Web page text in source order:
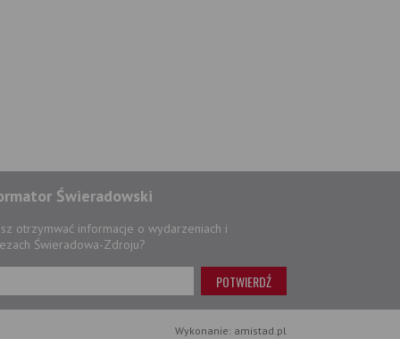
Świeradowski
otrzymwać informacje o wydarzeniach i
Świeradowa-Zdroju?
Wykonanie: amistad.pl